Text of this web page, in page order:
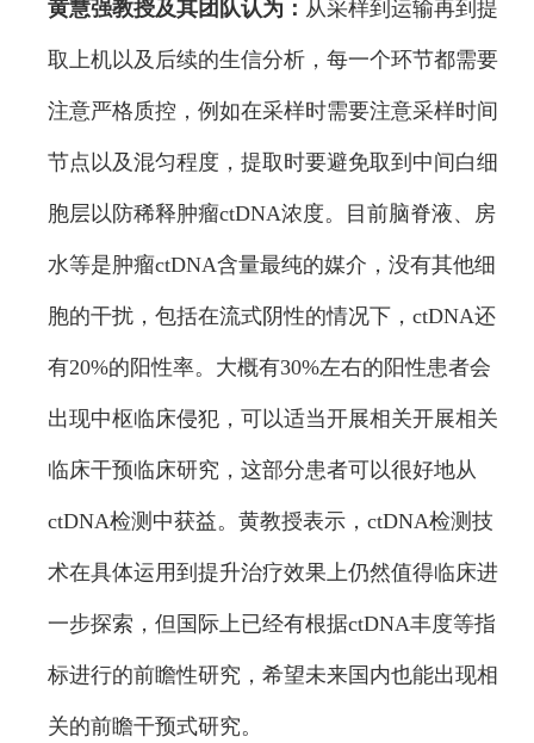
黄慧强教授及其团队认为： 从采样到运输再到提
取上机以及后续的生信分析，每一个环节都需要
注意严格质控，例如在采样时需要注意采样时间
节点以及混匀程度，提取时要避免取到中间白细
胞层以防稀释肿瘤ctDNA浓度。目前脑脊液、房
水等是肿瘤ctDNA含量最纯的媒介，没有其他细
胞的干扰，包括在流式阴性的情况下，ctDNA还
有20%的阳性率。大概有30%左右的阳性患者会
出现中枢临床侵犯，可以适当开展相关开展相关
临床干预临床研究，这部分患者可以很好地从
ctDNA检测中获益。黄教授表示，ctDNA检测技
术在具体运用到提升治疗效果上仍然值得临床进
一步探索，但国际上已经有根据ctDNA丰度等指
标进行的前瞻性研究，希望未来国内也能出现相
关的前瞻干预式研究。